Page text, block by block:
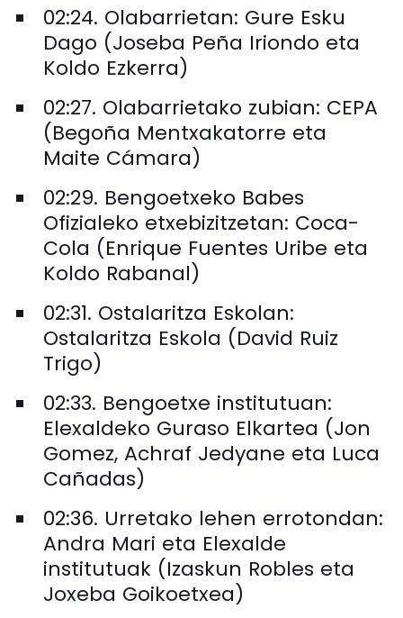
02:24. Olabarrietan: Gure Esku
Dago (Joseba Peña Iriondo eta
Koldo Ezkerra)
02:27. Olabarrietako zubian: CEPA
(Begoña Mentxakatorre eta
Maite Cámara)
02:29. Bengoetxeko Babes
Ofizialeko etxebizitzetan: Coca-
Cola (Enrique Fuentes Uribe eta
Koldo Rabanal)
02:31. Ostalaritza Eskolan:
Ostalaritza Eskola (David Ruiz
Trigo)
02:33. Bengoetxe institutuan:
Elexaldeko Guraso Elkartea (Jon
Gomez, Achraf Jedyane eta Luca
Cañadas)
02:36. Urretako lehen errotondan:
Andra Mari eta Elexalde
institutuak (Izaskun Robles eta
Joxeba Goikoetxea)